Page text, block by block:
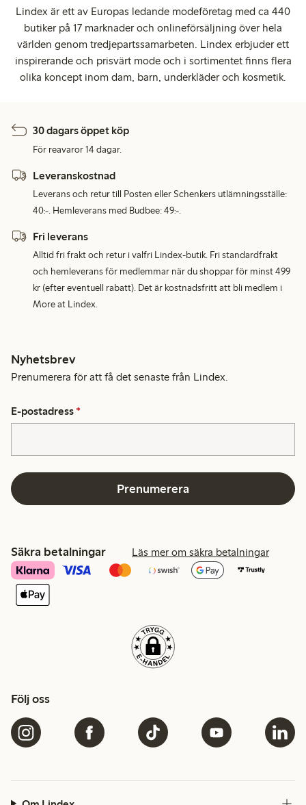
Lindex är ett av Europas ledande modeföretag med ca 440
butiker på 17 marknader och onlineförsäljning över hela
världen genom tredjepartssamarbeten. Lindex erbjuder ett
inspirerande och prisvärt mode och i sortimentet finns flera
olika koncept inom dam, barn, underkläder och kosmetik.
30 dagars öppet köp
För reavaror 14 dagar.
Leveranskostnad
Leverans och retur till Posten eller Schenkers utlämningsställe:
40:-. Hemleverans med Budbee: 49:-.
Fri leverans
Alltid fri frakt och retur i valfri Lindex-butik. Fri standardfrakt
och hemleverans för medlemmar när du shoppar för minst 499
kr (efter eventuell rabatt). Det är kostnadsfritt att bli medlem i
More at Lindex.
Nyhetsbrev
Prenumerera för att få det senaste från Lindex.
E-postadress *
Prenumerera
Säkra betalningar Läs mer om säkra betalningar
Följ oss